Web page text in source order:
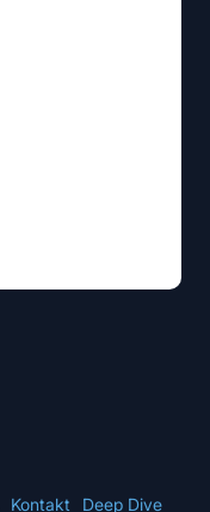
Kontakt Deep Dive